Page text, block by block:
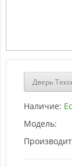
Дверь
Наличие:
Модель: